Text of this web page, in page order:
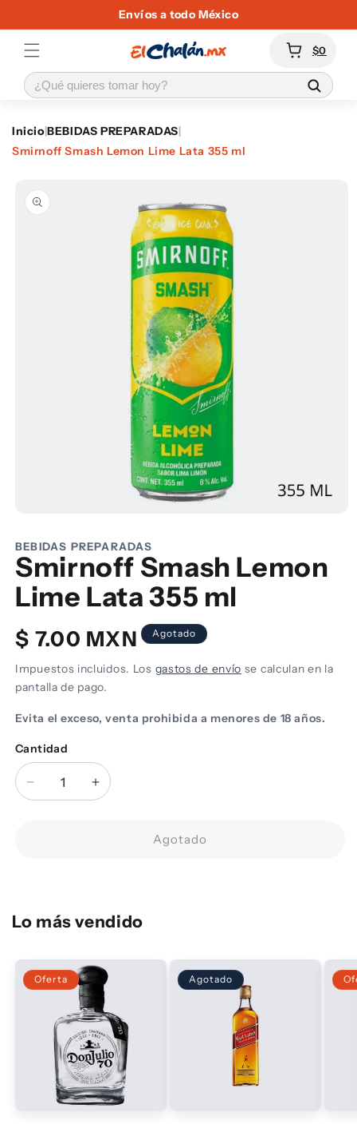
al contenido
Envíos a todo México
Carrito$0
Inicio|BEBIDAS PREPARADAS
Smirnoff Smash Lemon Lime Lata 355 ml
información
multimedia
1
en
una
ventana
modal
BEBIDAS PREPARADAS
Smirnoff Smash Lemon
Lime Lata 355 ml
Precio
habitual
$ 7.00 MXN Agotado
Impuestos incluidos. Los gastos de envío se calculan en la
pantalla de pago.
Evita el exceso, venta prohibida a menores de 18 años.
Cantidad
Cantidad
Reducir
cantidad
355
Aumentar
cantidad
355
Agotado
Lo más vendido
Oferta Agotado